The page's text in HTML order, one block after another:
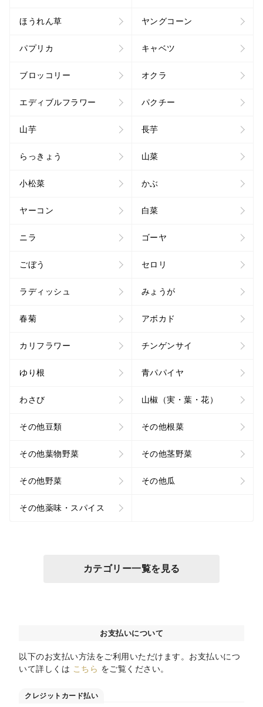
ほうれん草 ヤングコーン
パプリカ キャベツ
ブロッコリー オクラ
エディブルフラワー パクチー
山芋 長芋
らっきょう 山菜
小松菜 かぶ
ヤーコン 白菜
ニラ ゴーヤ
ごぼう セロリ
ラディッシュ みょうが
春菊 アボカド
カリフラワー チンゲンサイ
ゆり根 青パパイヤ
わさび 山椒（実・葉・花）
その他豆類 その他根菜
その他葉物野菜 その他茎野菜
その他野菜 その他瓜
その他薬味・スパイス
カテゴリー一覧を見る
お支払いについて
以下のお支払い方法をご利用いただけます。お支払いにつ
いて詳しくは こちら をご覧ください。
クレジットカード払い